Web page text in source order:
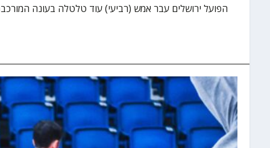
הפועל ירושלים עבר אמש (רביעי) עוד טלטלה בעונה